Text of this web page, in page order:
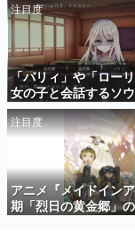
電ファミのいま読
アプリセール情報
インタビュー
連載・
殿堂
SNS拡
ど。多
事をま
注目度
「パリィ」や「ロー
女の子と会話するソ
恋愛ゲーム『小早川
ルライク』無料公開
敗すると「YOU DIED
注目度
アニメ『メイドイン
期「烈日の黄金郷」
が決定！レグ役・伊